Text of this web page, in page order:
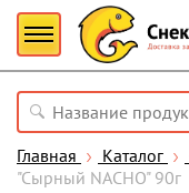
Главная Каталог
"Сырный NACHO" 90г